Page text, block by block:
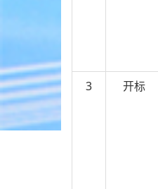
3
开标